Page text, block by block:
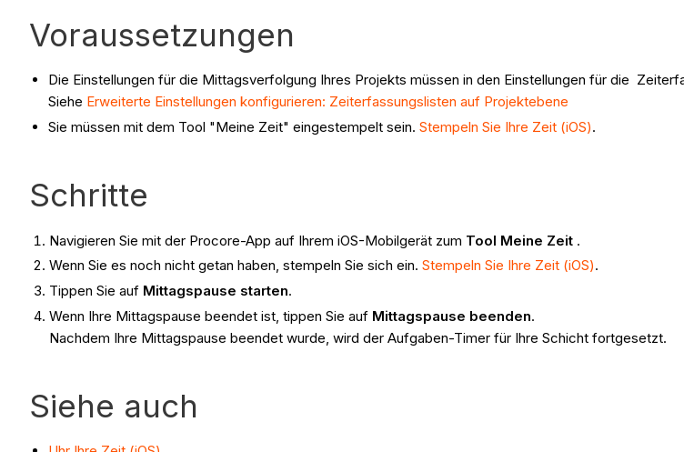
Voraussetzungen
Die Einstellungen für die Mittagsverfolgung Ihres Projekts müssen in den Einstellungen für die
Siehe Erweiterte Einstellungen konfigurieren: Zeiterfassungslisten auf Projektebene
Sie müssen mit dem Tool "Meine Zeit" eingestempelt sein. Stempeln Sie Ihre Zeit (iOS).
Schritte
Navigieren Sie mit der Procore-App auf Ihrem iOS-Mobilgerät zum Tool Meine Zeit .
Wenn Sie es noch nicht getan haben, stempeln Sie sich ein.Stempeln Sie Ihre Zeit (iOS).
Tippen Sie auf Mittagspause starten.
Wenn Ihre Mittagspause beendet ist, tippen Sie auf Mittagspause beenden.
Nachdem Ihre Mittagspause beendet wurde, wird der Aufgaben-Timer für Ihre Schicht fortgesetzt.
Siehe auch